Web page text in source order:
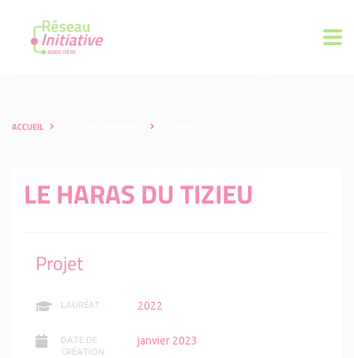
ACCUEIL
LE HARAS DU TIZIEU
Projet
LAURÉAT : 2022
DATE DE
CRÉATION :
janvier 2023